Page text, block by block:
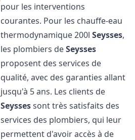
pour les interventions
courantes. Pour les chauffe-eau
thermodynamique 200lSeysses,
les plombiers deSeysses
proposent des services de
qualité, avec des garanties allant
jusqu'à 5 ans. Les clients de
Seyssessont très satisfaits des
services des plombiers, qui leur
permettent d'avoir accès à de